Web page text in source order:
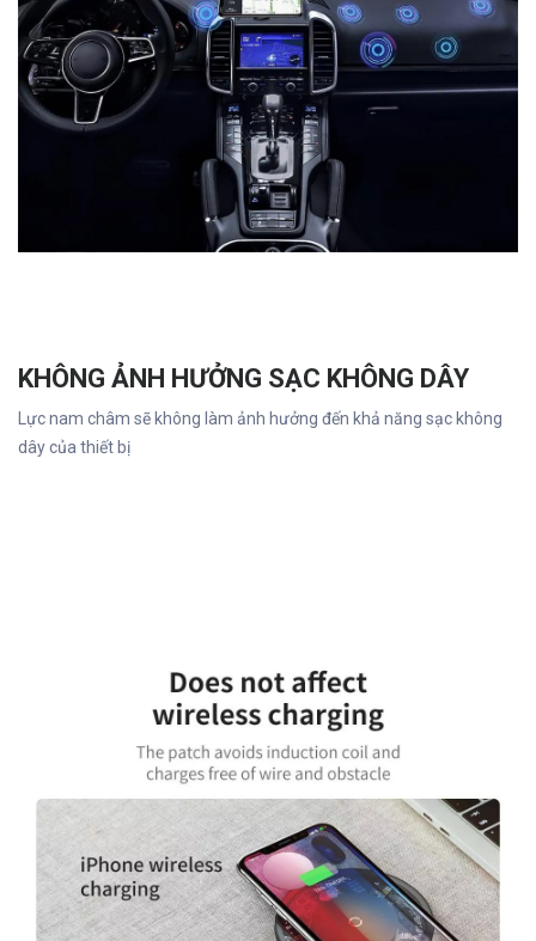
KHÔNG ẢNH HƯỞNG SẠC KHÔNG DÂY
Lực nam châm sẽ không làm ảnh hưởng đến khả năng sạc không
dây của thiết bị